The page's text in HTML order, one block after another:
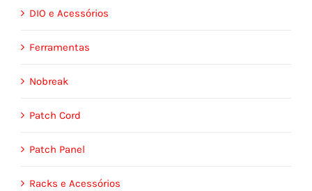
DIO e Acessórios
Ferramentas
Nobreak
Patch Cord
Patch Panel
Racks e Acessórios